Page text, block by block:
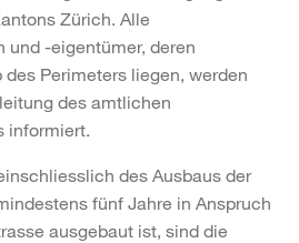
Zürich. Alle
und -eigentümer, deren
Perimeters liegen, werden
des amtlichen
informiert.
des Ausbaus der
fünf Jahre in Anspruch
ausgebaut ist, sind die